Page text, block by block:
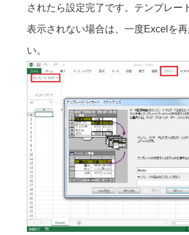
されたら設定完了です。テンプレー
表示されない場合は、一度Excelを
い。